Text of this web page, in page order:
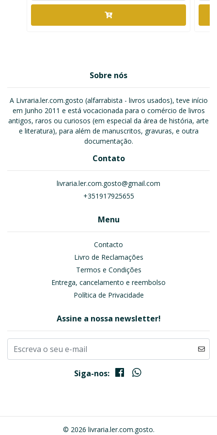
Sobre nós
A Livraria.ler.com.gosto (alfarrabista - livros usados), teve início
em Junho 2011 e está vocacionada para o comércio de livros
antigos, raros ou curiosos (em especial da área de história, arte
e literatura), para além de manuscritos, gravuras, e outra
documentação.
Contato
livraria.ler.com.gosto@gmail.com
+351917925655
Menu
Contacto
Livro de Reclamações
Termos e Condições
Entrega, cancelamento e reembolso
Política de Privacidade
Assine a nossa newsletter!
Siga-nos:
© 2026 livraria.ler.com.gosto.